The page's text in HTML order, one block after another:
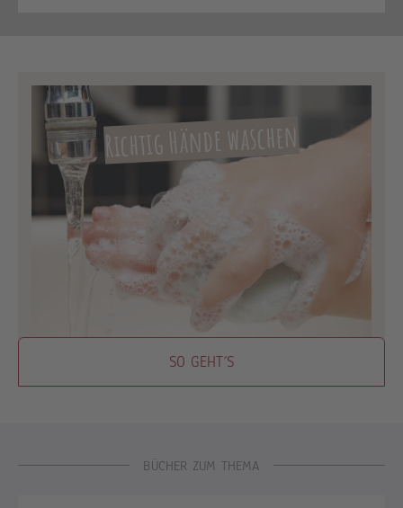
Richtig Hände waschen
SO GEHT´S
BÜCHER ZUM THEMA